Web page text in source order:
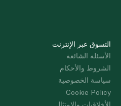
التسوق عبر الإنترنت
الأسئلة الشائعة
الشروط والأحكام
سياسة الخصوصية
Cookie Policy